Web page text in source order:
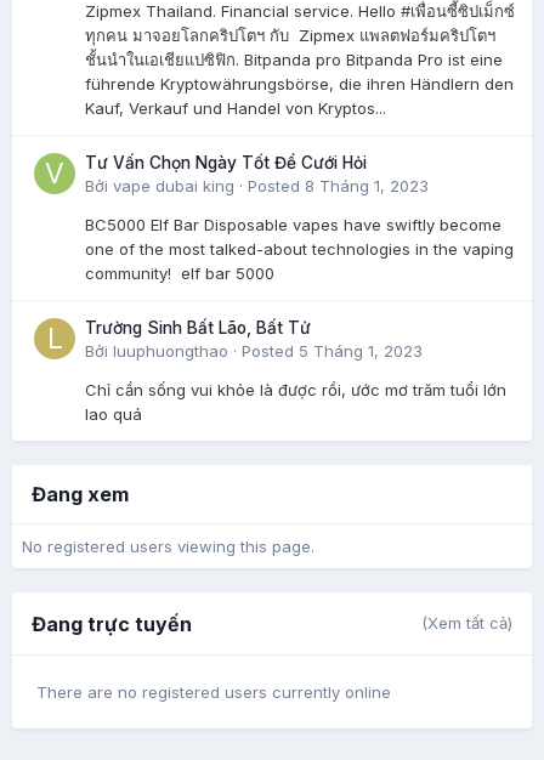
Zipmex Thailand. Financial service. Hello #เพื่อนซี้ซิปเม็กซ์
ทุกคน มาจอยโลกคริปโตฯ กับ Zipmex แพลตฟอร์มคริปโตฯ
ชั้นนำในเอเชียแปซิฟิก. Bitpanda pro Bitpanda Pro ist eine
führende Kryptowährungsbörse, die ihren Händlern den
Kauf, Verkauf und Handel von Kryptos...
Tư Vấn Chọn Ngày Tốt Để Cưới Hỏi
Bởi vape dubai king · Posted 8 Tháng 1, 2023
BC5000 Elf Bar Disposable vapes have swiftly become
one of the most talked-about technologies in the vaping
community! elf bar 5000
Trường Sinh Bất Lão, Bất Tử
Bởi luuphuongthao · Posted 5 Tháng 1, 2023
Chỉ cần sống vui khỏe là được rồi, ước mơ trăm tuổi lớn
lao quá
Đang xem
No registered users viewing this page.
Đang trực tuyến (Xem tất cả)
There are no registered users currently online